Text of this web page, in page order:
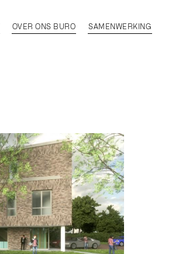
OVER ONS BURO SAMENWERKING